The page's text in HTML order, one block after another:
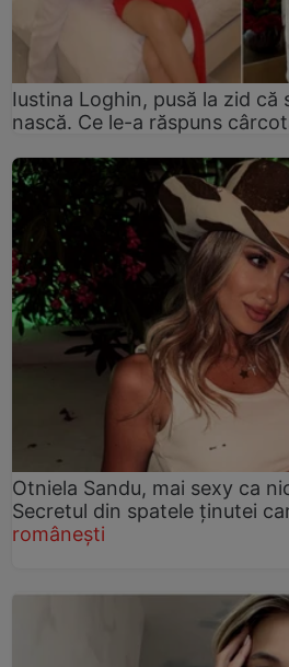
Iustina Loghin, pusă la zid că
nască. Ce le-a răspuns
Otniela Sandu, mai sexy ca
Secretul din spatele ținutei
românești